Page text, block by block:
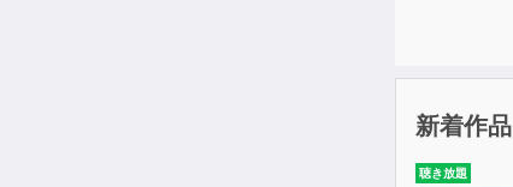
新着作品
聴き放題